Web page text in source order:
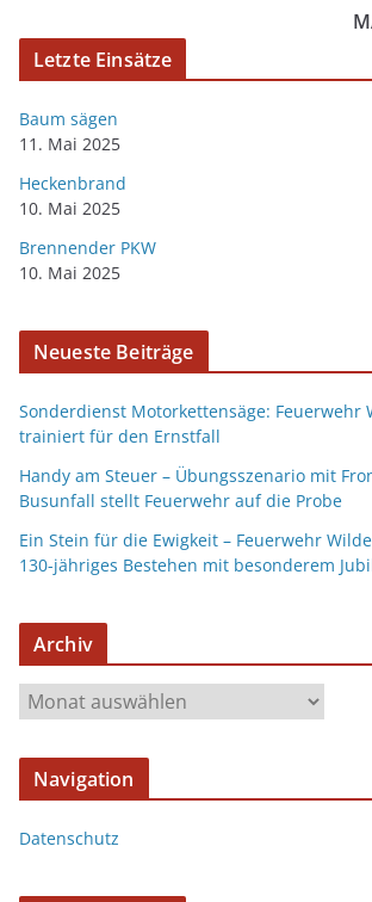
Letzte Einsätze
Baum sägen
11. Mai 2025
Heckenbrand
10. Mai 2025
Brennender PKW
10. Mai 2025
Neueste Beiträge
Sonderdienst Motorkettensäge: Feuerwehr
trainiert für den Ernstfall
Handy am Steuer – Übungsszenario mit
Busunfall stellt Feuerwehr auf die Probe
Ein Stein für die Ewigkeit – Feuerwehr
130-jähriges Bestehen mit besonderem
Archiv
Navigation
Datenschutz